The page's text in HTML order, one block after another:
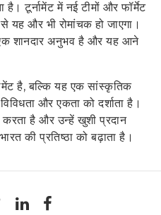
टूर्नामेंट में नई टीमों और फॉर्मेट
यह और भी रोमांचक हो जाएगा।
शानदार अनुभव है और यह आने
है, बल्कि यह एक सांस्कृतिक
और एकता को दर्शाता है।
है और उन्हें खुशी प्रदान
की प्रतिष्ठा को बढ़ाता है।